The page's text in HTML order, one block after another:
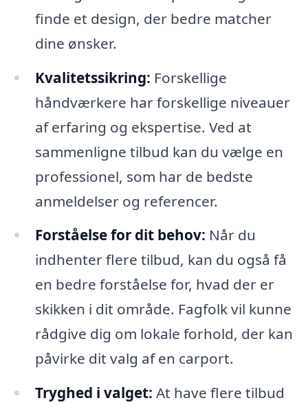
finde et design, der bedre matcher
dine ønsker.
Kvalitetssikring: Forskellige
håndværkere har forskellige niveauer
af erfaring og ekspertise. Ved at
sammenligne tilbud kan du vælge en
professionel, som har de bedste
anmeldelser og referencer.
Forståelse for dit behov: Når du
indhenter flere tilbud, kan du også få
en bedre forståelse for, hvad der er
skikken i dit område. Fagfolk vil kunne
rådgive dig om lokale forhold, der kan
påvirke dit valg af en carport.
Tryghed i valget: At have flere tilbud